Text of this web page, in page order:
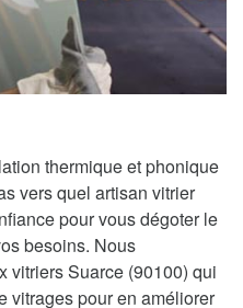
thermique et phonique
vers quel artisan vitrier
pour vous dégoter le
besoins. Nous
vitriers Suarce (90100) qui
vitrages pour en améliorer